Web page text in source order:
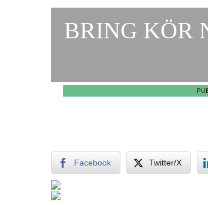
BRING KÖR
Facebook Twitter/X